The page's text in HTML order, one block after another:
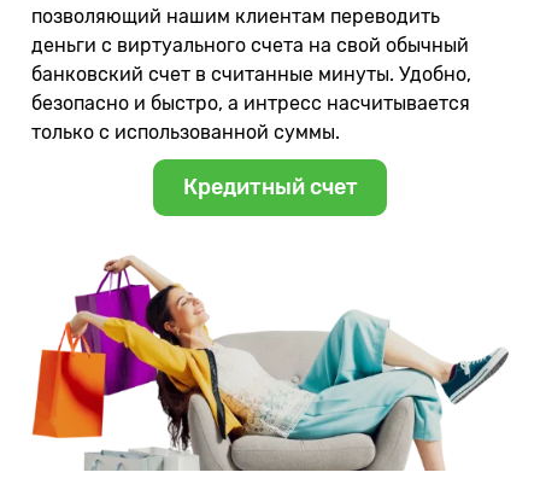
позволяющий нашим клиентам переводить
деньги с виртуального счета на свой обычный
банковский счет в считанные минуты. Удобно,
безопасно и быстро, а интресс насчитывается
только с использованной суммы.
Кредитный счет